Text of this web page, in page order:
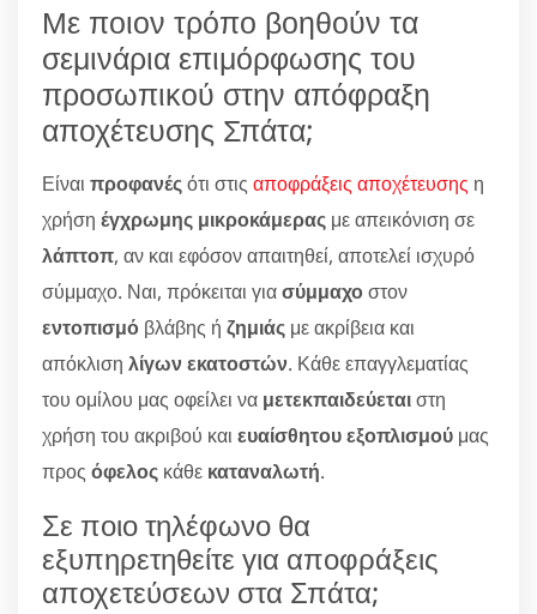
Με ποιον τρόπο βοηθούν τα
σεμινάρια επιμόρφωσης του
προσωπικού στην απόφραξη
αποχέτευσης Σπάτα;
Είναι προφανέςότι στις αποφράξεις αποχέτευσης η
χρήση έγχρωμης μικροκάμερας με απεικόνιση σε
λάπτοπ, αν και εφόσον απαιτηθεί, αποτελεί ισχυρό
σύμμαχο. Ναι, πρόκειται γιασύμμαχοστον
εντοπισμό βλάβης ή ζημιάς με ακρίβεια και
απόκλιση λίγων εκατοστών. Κάθε επαγγλεματίας
του ομίλου μας οφείλει να μετεκπαιδεύεταιστη
χρήση του ακριβού και ευαίσθητου εξοπλισμού μας
προς όφελος κάθε καταναλωτή.
Σε ποιο τηλέφωνο θα
εξυπηρετηθείτε για αποφράξεις
αποχετεύσεων στα Σπάτα;